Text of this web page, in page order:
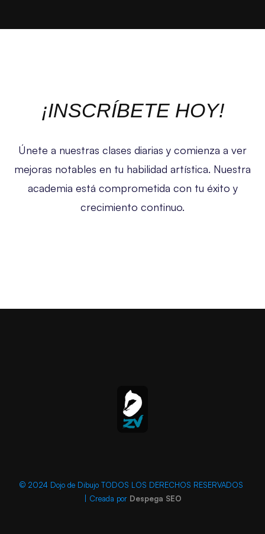
¡INSCRÍBETE HOY!
Únete a nuestras clases diarias y comienza a ver
mejoras notables en tu habilidad artística. Nuestra
academia está comprometida con tu éxito y
crecimiento continuo.
© 2024 Dojo de Dibujo TODOS LOS DERECHOS RESERVADOS
| Creada por Despega SEO